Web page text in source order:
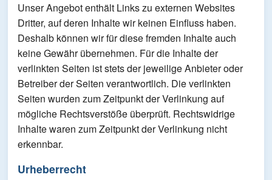
Unser Angebot enthält Links zu externen Websites
Dritter, auf deren Inhalte wir keinen Einfluss haben.
Deshalb können wir für diese fremden Inhalte auch
keine Gewähr übernehmen. Für die Inhalte der
verlinkten Seiten ist stets der jeweilige Anbieter oder
Betreiber der Seiten verantwortlich. Die verlinkten
Seiten wurden zum Zeitpunkt der Verlinkung auf
mögliche Rechtsverstöße überprüft. Rechtswidrige
Inhalte waren zum Zeitpunkt der Verlinkung nicht
erkennbar.
Urheberrecht